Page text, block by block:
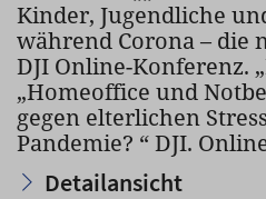
Kinder, Jugendliche
während Corona – die
DJI Online-Konferenz.
„Homeoffice und
gegen elterlichen
Pandemie? “ DJI.
Detailansicht